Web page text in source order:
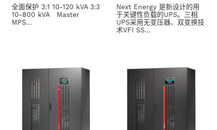
全面保护 3:1 10-120 kVA 3:3
10-800 kVA Master
MPS...
Next Energy 是新设计的用
于关键性负载的UPS。三相
UPS采用无变压器、双变换技
术VFI SS...